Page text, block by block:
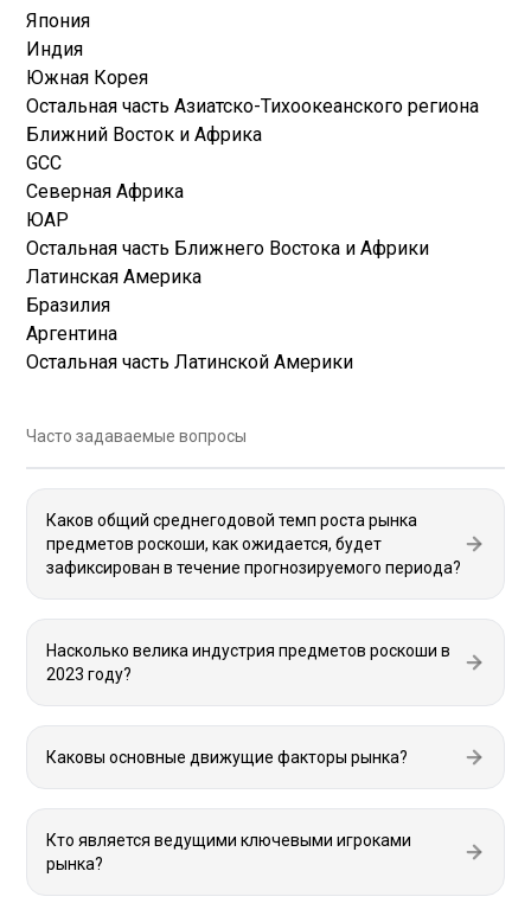
Япония
Индия
Южная Корея
Остальная часть Азиатско-Тихоокеанского региона
Ближний Восток и Африка
GCC
Северная Африка
ЮАР
Остальная часть Ближнего Востока и Африки
Латинская Америка
Бразилия
Аргентина
Остальная часть Латинской Америки
Часто задаваемые вопросы
Каков общий среднегодовой темп роста рынка
предметов роскоши, как ожидается, будет
зафиксирован в течение прогнозируемого периода?
Насколько велика индустрия предметов роскоши в
2023 году?
Каковы основные движущие факторы рынка?
Кто является ведущими ключевыми игроками
рынка?